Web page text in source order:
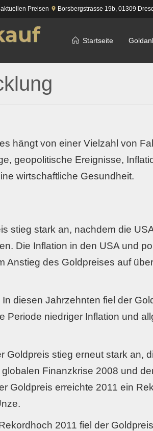
Preisen Borsbergstrasse 19b,01309
Startseite
hängt von einer Vielzahl von
geopolitische Ereignisse,
wirtschaftliche Gesundheit.
stieg stark an, nachdem die
Die Inflation in den USA und
Anstieg des Goldpreises auf
In diesen Jahrzehnten fiel der
Periode niedriger Inflation und
Goldpreis stieg erneut stark an,
Finanzkrise 2008 und
Goldpreis erreichte 2011 ein
2011 fiel der